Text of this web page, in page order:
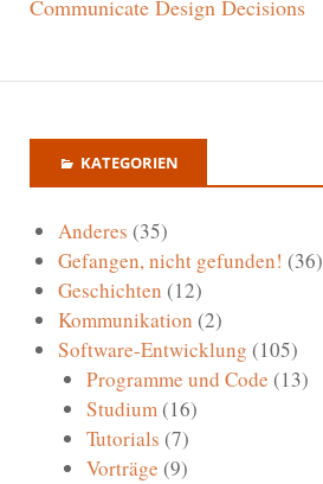
Communicate Design Decisions
KATEGORIEN
Anderes (35)
Gefangen, nicht gefunden! (36)
Geschichten (12)
Kommunikation (2)
Software-Entwicklung (105)
Programme und Code (13)
Studium(16)
Tutorials (7)
Vorträge (9)